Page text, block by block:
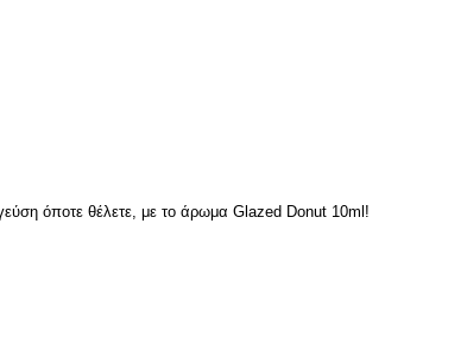
όποτε θέλετε, με το άρωμα Glazed Donut 10ml!